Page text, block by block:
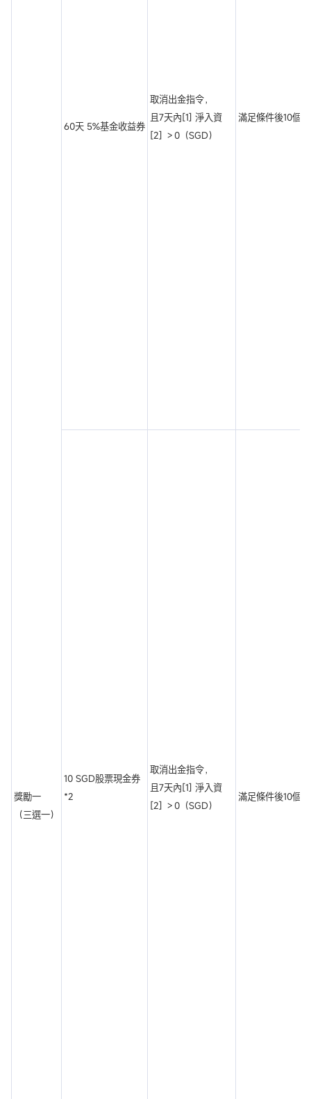
獎勵一
（三選一）
60天 5%基金收益券
取消出金指令，
且7天內[1] 淨入資
[2] ＞0（SGD）
滿足條件後10個
10 SGD股票現金券
*2
取消出金指令，
且7天內[1] 淨入資
[2] ＞0（SGD）
滿足條件後10個